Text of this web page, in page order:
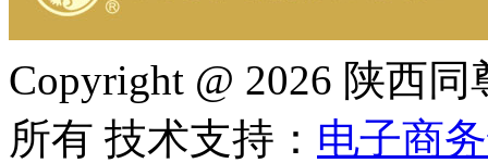
Copyright @ 2026 陕西
所有 技术支持： 电子商